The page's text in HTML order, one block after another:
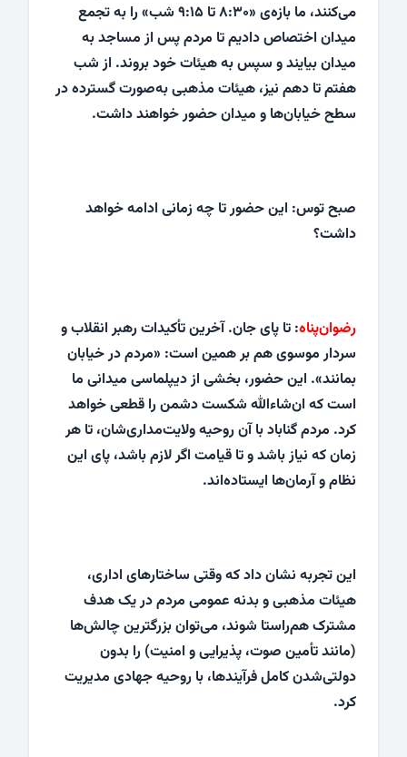
می‌کنند، ما بازه‌ی «۸:۳۰ تا ۹:۱۵ شب» را به تجمع
میدان اختصاص دادیم تا مردم پس از مساجد به
میدان بیایند و سپس به هیئات خود بروند. از شب
هفتم تا دهم نیز، هیئات مذهبی به‌صورت گسترده در
سطح خیابان‌ها و میدان حضور خواهند داشت.
صبح توس: این حضور تا چه زمانی ادامه خواهد
داشت؟
رضوان‌پناه: تا پای جان. آخرین تأکیدات رهبر انقلاب و
سردار موسوی هم بر همین است: «مردم در خیابان
بمانند». این حضور، بخشی از دیپلماسی میدانی ما
است که ان‌شاءالله شکست دشمن را قطعی خواهد
کرد. مردم گناباد با آن روحیه ولایت‌مداری‌شان، تا هر
زمان که نیاز باشد و تا قیامت اگر لازم باشد، پای این
نظام و آرمان‌ها ایستاده‌اند.
این تجربه نشان داد که وقتی ساختارهای اداری،
هیئات مذهبی و بدنه عمومی مردم در یک هدف
مشترک هم‌راستا شوند، می‌توان بزرگترین چالش‌ها
(مانند تأمین صوت، پذیرایی و امنیت) را بدون
دولتی‌شدن کامل فرآیندها، با روحیه جهادی مدیریت
کرد.